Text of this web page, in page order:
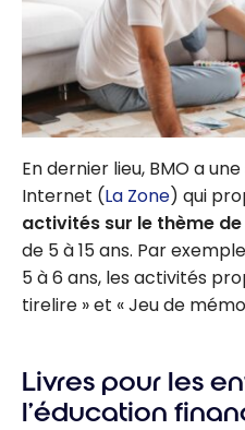
En dernier lieu, BMO a
Internet (La Zone) qui
activités sur le thème de
de 5 à 15 ans. Par
5 à 6 ans, les activités
tirelire » et « Jeu de
Livres pour les
l’éducation